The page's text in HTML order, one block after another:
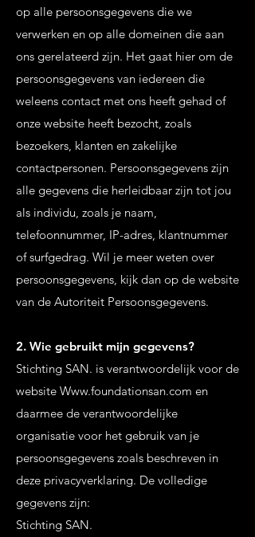
op alle persoonsgegevens die we
verwerken en op alle domeinen die aan
ons gerelateerd zijn. Het gaat hier om de
persoonsgegevens van iedereen die
weleens contact met ons heeft gehad of
onze website heeft bezocht, zoals
bezoekers, klanten en zakelijke
contactpersonen. Persoonsgegevens zijn
alle gegevens die herleidbaar zijn tot jou
als individu, zoals je naam,
telefoonnummer, IP-adres, klantnummer
of surfgedrag. Wil je meer weten over
persoonsgegevens, kijk dan op de website
van de Autoriteit Persoonsgegevens.
2. Wie gebruikt mijn gegevens?
Stichting SAN. is verantwoordelijk voor de
website Www.foundationsan.com en
daarmee de verantwoordelijke
organisatie voor het gebruik van je
persoonsgegevens zoals beschreven in
deze privacyverklaring. De volledige
gegevens zijn:
Stichting SAN.